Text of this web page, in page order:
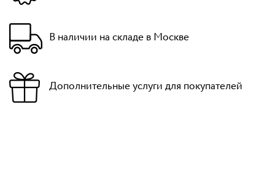
В наличии на складе в Москве
Дополнительные услуги для покупателей